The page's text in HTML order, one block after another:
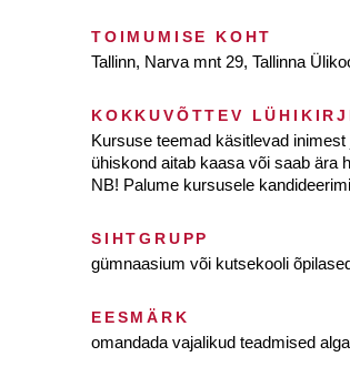
TOIMUMISE KOHT
Tallinn, Narva mnt 29, Tallinna
KOKKUVÕTTEV
Kursuse teemad käsitlevad
ühiskond aitab kaasa või saab ära
NB! Palume kursusele
SIHTGRUPP
gümnaasium või kutsekooli
EESMÄRK
omandada vajalikud teadmised